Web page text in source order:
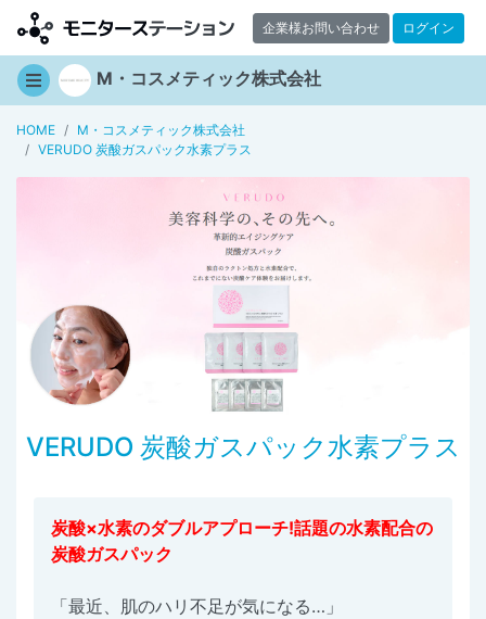
企業様お問い合わせ ログイン
M・コスメティック株式会社
HOME
M・コスメティック株式会社
VERUDO 炭酸ガスパック水素プラス
VERUDO 炭酸ガスパック水素プラス
炭酸×水素のダブルアプローチ!話題の水素配合の
炭酸ガスパック
「最近、肌のハリ不足が気になる…」